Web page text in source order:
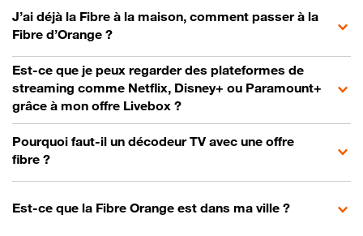
J’ai déjà la Fibre à la maison, comment passer à la
Fibre d’Orange ?
Est-ce que je peux regarder des plateformes de
streaming comme Netflix, Disney+ ou Paramount+
grâce à mon offre Livebox ?
Pourquoi faut-il un décodeur TV avec une offre
fibre ?
Est-ce que la Fibre Orange est dans ma ville ?